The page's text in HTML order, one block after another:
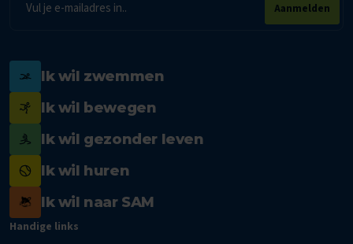
mailadres
Aanmelden
Ik wil zwemmen
Ik wil bewegen
Ik wil gezonder leven
Ik wil huren
Ik wil naar SAM
Handige links